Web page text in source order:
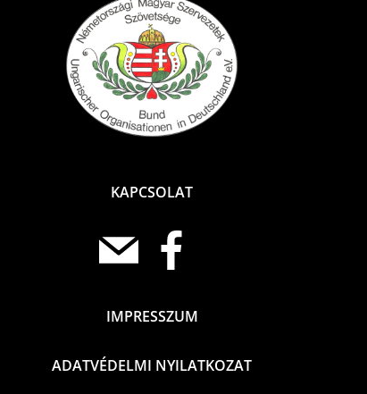
KAPCSOLAT
IMPRESSZUM
ADATVÉDELMI NYILATKOZAT